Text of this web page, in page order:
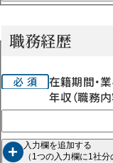
職務経歴
在籍期間・業
年収（職務内
+
入力欄を追加する
（1つの入力欄に1社分